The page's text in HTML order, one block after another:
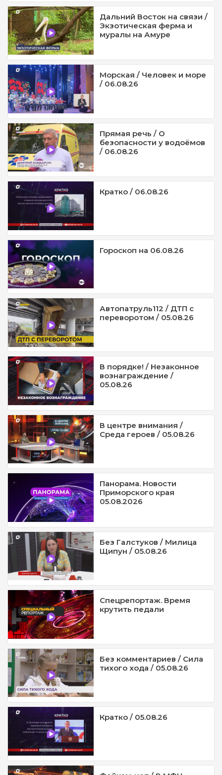
Дальний Восток на связи /
Экзотическая ферма и
муралы на Амуре
Морская / Человек и море
/ 06.08.26
Прямая речь / О
безопасности у водоёмов
/ 06.08.26
Кратко / 06.08.26
Гороскоп на 06.08.26
Автопатруль112 / ДТП с
переворотом / 05.08.26
В порядке! / Незаконное
вознаграждение /
05.08.26
В центре внимания /
Среда героев / 05.08.26
Панорама. Новости
Приморского края
05.08.2026
Без Галстуков / Милица
Щипун / 05.08.26
Спецрепортаж. Время
крутить педали
Без комментариев / Сила
тихого хода / 05.08.26
Кратко / 05.08.26